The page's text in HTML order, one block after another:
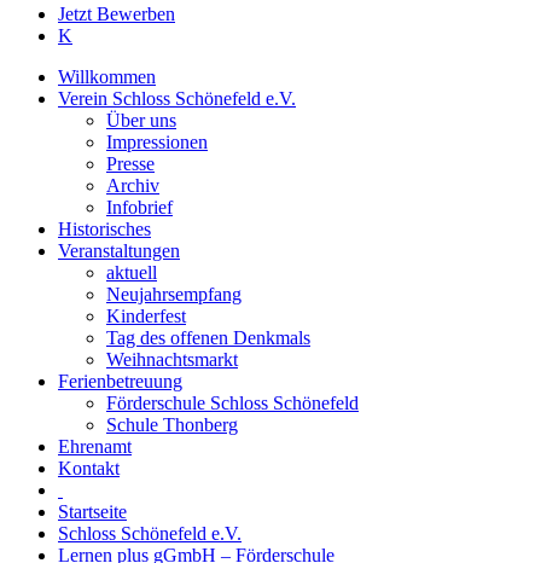
Close
Menu
Jetzt Bewerben
K
Willkommen
Verein Schloss Schönefeld e.V.
Über uns
Impressionen
Presse
Archiv
Infobrief
Historisches
Veranstaltungen
aktuell
Neujahrsempfang
Kinderfest
Tag des offenen Denkmals
Weihnachtsmarkt
Ferienbetreuung
Förderschule Schloss Schönefeld
Schule Thonberg
Ehrenamt
Kontakt
Startseite
Schloss Schönefeld e.V.
Lernen plus gGmbH – Förderschule